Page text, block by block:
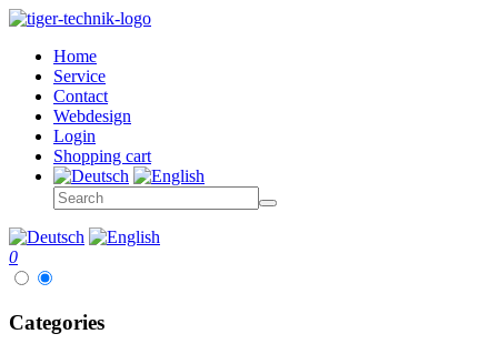
Home
Service
Contact
Webdesign
Login
Shopping cart
0
Categories